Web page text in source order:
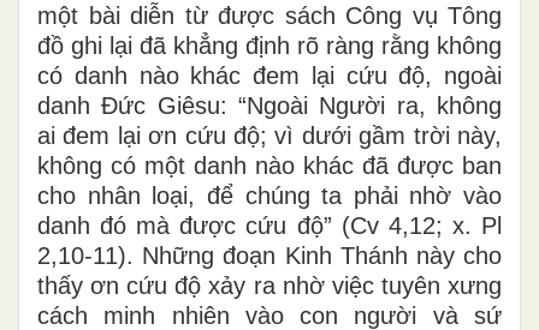
một bài diễn từ được sách Công vụ Tông
đồ ghi lại đã khẳng định rõ ràng rằng không
có danh nào khác đem lại cứu độ, ngoài
danh Đức Giêsu: “Ngoài Người ra, không
ai đem lại ơn cứu độ; vì dưới gầm trời này,
không có một danh nào khác đã được ban
cho nhân loại, để chúng ta phải nhờ vào
danh đó mà được cứu độ” (Cv 4,12; x. Pl
2,10-11). Những đoạn Kinh Thánh này cho
thấy ơn cứu độ xảy ra nhờ việc tuyên xưng
cách minh nhiên vào con người và sứ